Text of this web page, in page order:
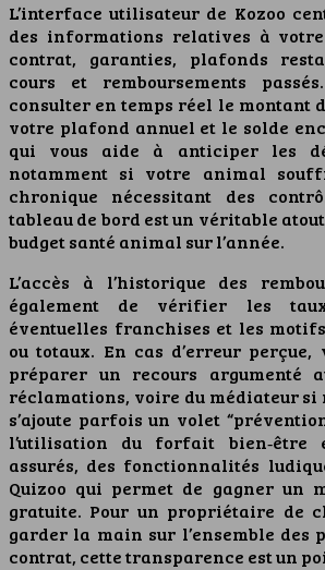
L’interface utilisateur de Kozoo
des informations relatives à votre
contrat, garanties, plafonds
cours et remboursements
consulter en temps réel le montant
votre plafond annuel et le solde
qui vous aide à anticiper les
notamment si votre animal
chronique nécessitant des
tableau de bord est un véritable
budget santé animal sur l’année.
L’accès à l’historique des
également de vérifier les
éventuelles franchises et les
ou totaux. En cas d’erreur perçue,
préparer un recours argumenté
réclamations, voire du médiateur si
s’ajoute parfois un volet
l’utilisation du forfait bien‑être
assurés, des fonctionnalités
Quizoo qui permet de gagner un
gratuite. Pour un propriétaire de
garder la main sur l’ensemble des
contrat, cette transparence est un